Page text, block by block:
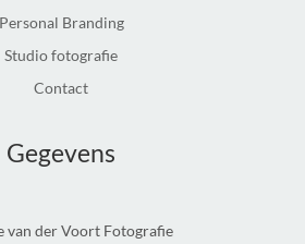
Personal Branding
Studio fotografie
Contact
Gegevens
van der Voort Fotografie